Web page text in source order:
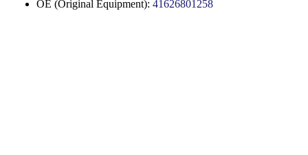
OE (Original Equipment): 41626801258